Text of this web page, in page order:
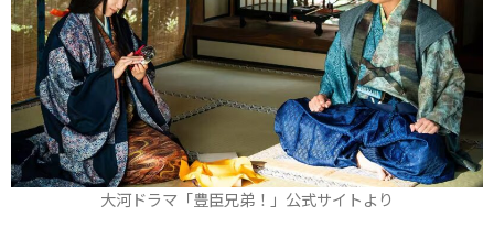
大河ドラマ「豊臣兄弟！」公式サイトより